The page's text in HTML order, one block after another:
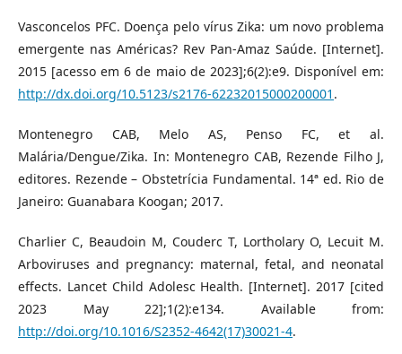
Vasconcelos PFC. Doença pelo vírus Zika: um novo problema
emergente nas Américas? Rev Pan-Amaz Saúde. [Internet].
2015 [acesso em 6 de maio de 2023];6(2):e9. Disponível em:
http://dx.doi.org/10.5123/s2176-62232015000200001 .
Montenegro CAB, Melo AS, Penso FC, et al.
Malária/Dengue/Zika. In: Montenegro CAB, Rezende Filho J,
editores. Rezende – Obstetrícia Fundamental. 14ª ed. Rio de
Janeiro: Guanabara Koogan; 2017.
Charlier C, Beaudoin M, Couderc T, Lortholary O, Lecuit M.
Arboviruses and pregnancy: maternal, fetal, and neonatal
effects. Lancet Child Adolesc Health. [Internet]. 2017 [cited
2023 May 22];1(2):e134. Available from:
http://doi.org/10.1016/S2352-4642(17)30021-4.